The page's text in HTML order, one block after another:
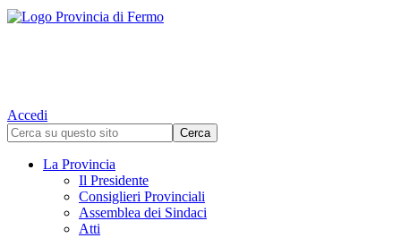
Accedi
La Provincia
Il Presidente
Consiglieri Provinciali
Assemblea dei Sindaci
Atti